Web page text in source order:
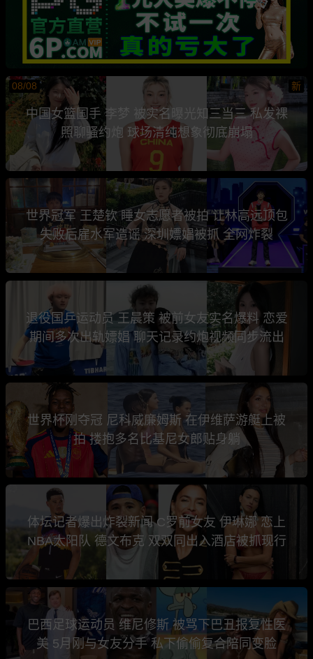
08/08 新
中国女篮国手 李梦 被实名曝光知三当三 私发裸
照聊骚约炮 球场清纯想象彻底崩塌
世界冠军 王楚钦 睡女志愿者被拍 让林高远顶包
失败后雇水军造谣 深圳嫖娼被抓 全网炸裂
退役国乒运动员 王晨策 被前女友实名爆料 恋爱
期间多次出轨嫖娼 聊天记录约炮视频同步流出
世界杯刚夺冠 尼科威廉姆斯 在伊维萨游艇上被
拍 搂抱多名比基尼女郎贴身躺
体坛记者爆出炸裂新闻 C罗前女友 伊琳娜 恋上
NBA太阳队 德文布克 双双同出入酒店被抓现行
巴西足球运动员 维尼修斯 被骂下巴丑报复性医
美 5月刚与女友分手 私下偷偷复合陪同变脸